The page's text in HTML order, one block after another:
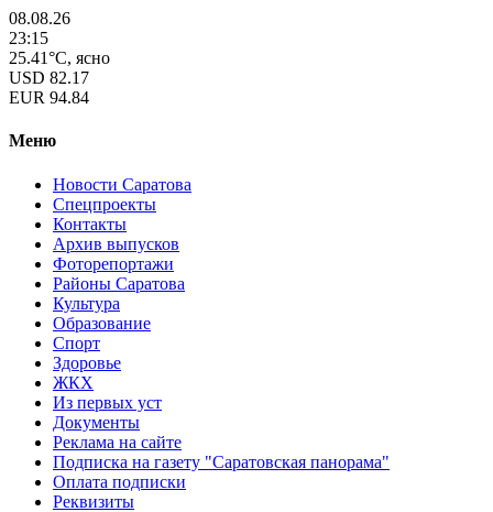
08.08.26
23:15
25.41°C, ясно
USD 82.17
EUR 94.84
Меню
Новости Саратова
Спецпроекты
Контакты
Архив выпусков
Фоторепортажи
Районы Саратова
Культура
Образование
Спорт
Здоровье
ЖКХ
Из пеpвых уст
Документы
Реклама на сайте
Подписка на газету "Саратовская панорама"
Оплата подписки
Реквизиты